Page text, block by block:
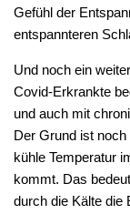
Gefühl der
entspannteren
Und noch ein
Covid-Erkrankte
und auch mit
Der Grund ist
kühle Temperatur
kommt. Das
durch die Kälte die